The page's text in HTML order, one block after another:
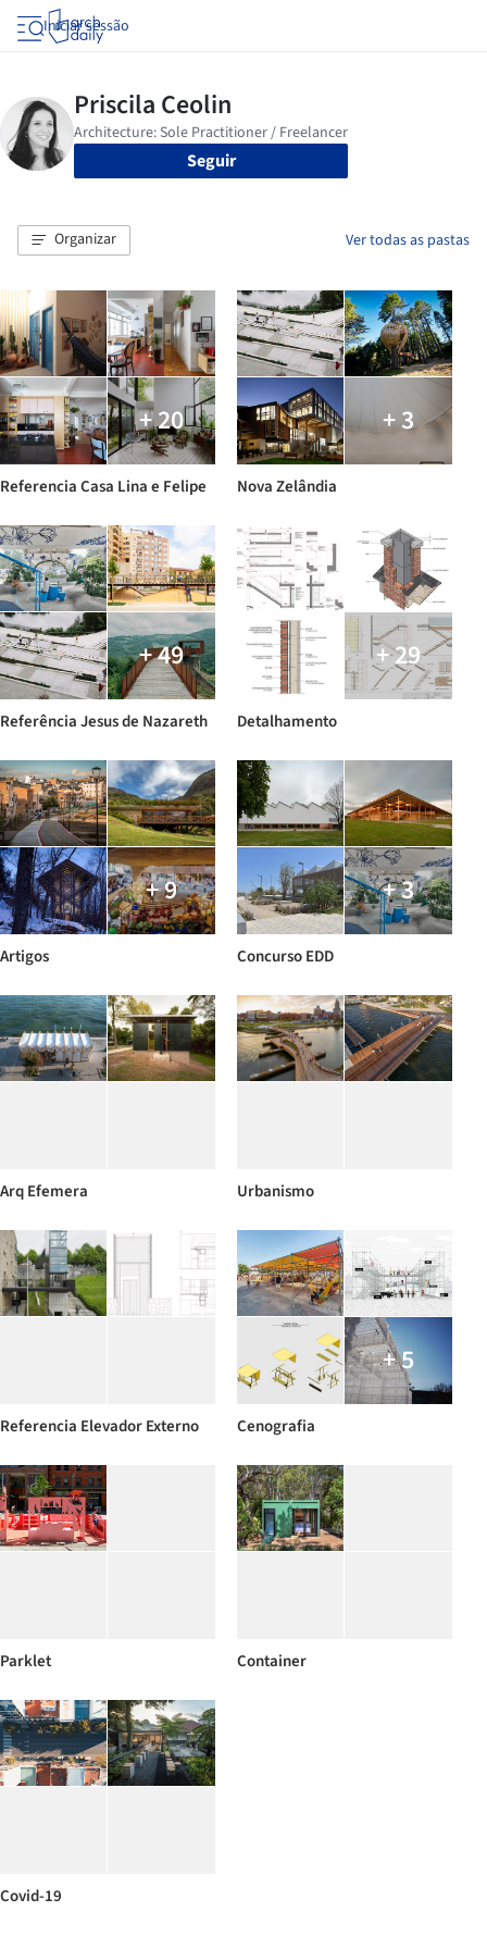
Iniciar sessão
Seguir
Organizar Ver todas as pastas
+ 20
Referencia Casa Lina e Felipe
+ 3
Nova Zelândia
+ 49
Referência Jesus de Nazareth
+ 29
Detalhamento
+ 9
Artigos
+ 3
Concurso EDD
Arq Efemera Urbanismo
Referencia Elevador Externo
+ 5
Cenografia
Parklet Container
Covid-19